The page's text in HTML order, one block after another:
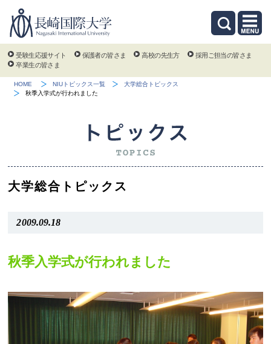
受験生応援サイト 保護者の皆さま 高校の先生方
採用ご担当の皆さま
卒業生の皆さま
HOME NIUトピックス一覧
大学総合トピックス
秋季入学式が行われました
大学総合トピックス
2009.09.18
秋季入学式が行われました